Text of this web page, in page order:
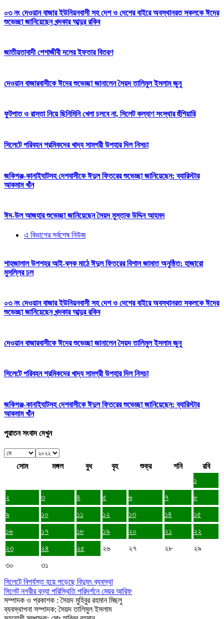
০৩ নং দেওয়ান বাজার ইউনিয়নবাসী সহ দেশ ও দেশের বাইরে অবস্থানরত সকলকে ঈদের
শুভেচ্ছা জানিয়েছেন খন্দকার আব্দুর রকিব
জাতীয়তাবাদী পেশাজীবী দলের ইফতার বিতরণ
দেওয়ান বাজারবাসীকে ঈদের শুভেচ্ছা জানালেন সৈয়দ তালিমুল ইসলাম জুনু
ফুটপাত ও রাস্তা নিয়ে ছিনিমিনি খেলা চলবে না, সিলেট কল্যাণ সংস্থার হুঁশিয়ারি
সিলেটে পরিবহন শ্রমিকদের খাদ্য সামগ্রী উপহার দিল নিসচা
জকিগঞ্জ-কানাইঘাটসহ দেশবাসীকে ঈদুল ফিতরের শুভেচ্ছা জানিয়েছেন: ব্যারিস্টার
আকমাম খাঁন
ঈদ-উল আজহার শুভেচ্ছা জানিয়েছেন সৈয়দ মুস্তাক উদ্দিন আহমদ
এ বিভাগের সর্বশেষ নিউজ
শাহজালাল উপশহর আই-ব্লক মাঠে ঈদুল ফিতরের বিশাল জামাত অনুষ্ঠিত: হাজারো
মুসল্লির ঢল
০৩ নং দেওয়ান বাজার ইউনিয়নবাসী সহ দেশ ও দেশের বাইরে অবস্থানরত সকলকে ঈদের
শুভেচ্ছা জানিয়েছেন খন্দকার আব্দুর রকিব
দেওয়ান বাজারবাসীকে ঈদের শুভেচ্ছা জানালেন সৈয়দ তালিমুল ইসলাম জুনু
সিলেটে পরিবহন শ্রমিকদের খাদ্য সামগ্রী উপহার দিল নিসচা
জকিগঞ্জ-কানাইঘাটসহ দেশবাসীকে ঈদুল ফিতরের শুভেচ্ছা জানিয়েছেন: ব্যারিস্টার
আকমাম খাঁন
পুরাতন সংবাদ দেখুন
সোম মঙ্গল বুধ বৃহ শুক্র শনি
রবি
১
২
৩ ৪ ৫ ৬ ৭
৮
৯
১০ ১১ ১২ ১৩ ১৪
১৫
১৬
১৭ ১৮ ১৯ ২০ ২১
২২
২৩
২৪ ২৫ ২৬ ২৭ ২৮
২৯
৩০
৩১
সিলেটে বিপর্যস্ত হয়ে পড়েছে বিদ্যুৎ ব্যবস্থা
সিলেট নগরীর বন্যা পরিস্থিতি পরিদর্শনে মেয়র আরিফ
সম্পাদক ও প্রকাশক : সৈয়দ মুহিবুর রহমান মিছলু
ব্যবস্থাপনা সম্পাদক: সৈয়দ তালিমুল ইসলাম